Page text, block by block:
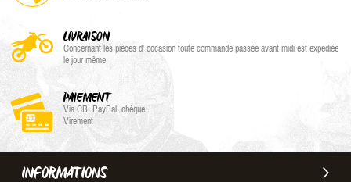
LIVRAISON
Concernant les pièces d' occasion toute commande passée avant midi est expediée
le jour même
PAIEMENT
Via CB, PayPal, chèque
Virement
INFORMATIONS